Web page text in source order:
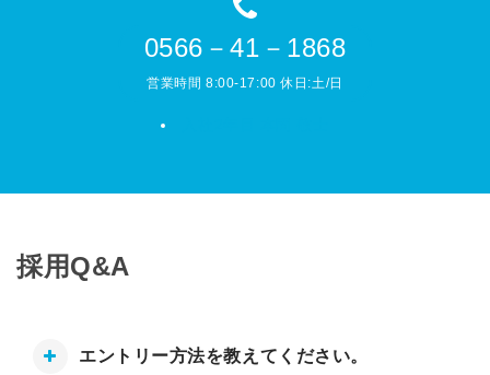
0566－41－1868
営業時間 8:00-17:00 休日:土/日
採用Q&A
エントリー方法を教えてください。